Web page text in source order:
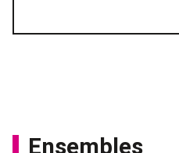
Ensembles